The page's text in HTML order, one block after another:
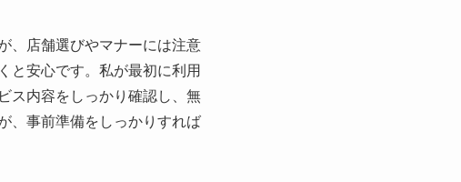
、店舗選びやマナーには注意
と安心です。私が最初に利用
ス内容をしっかり確認し、無
、事前準備をしっかりすれば